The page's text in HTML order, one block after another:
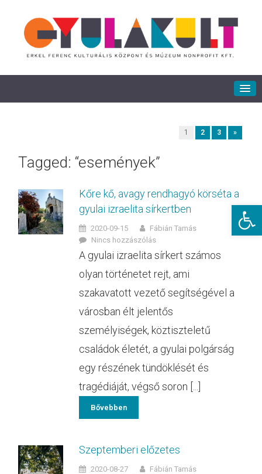
1 2 3 »
Tagged: “események”
Kőre kő, avagy rendhagyó körséta a
gyulai izraelita sírkertben
2020-09-15
Fábián Tamás
Nincs hozzászólás
A gyulai izraelita sírkert számos
olyan történetet rejt, ami
szakavatott vezető segítségével a
városban élt jelentős
személyiségek, köztiszteletű
családok életét, a gyulai polgárság
egy részének tündöklését és
tragédiáját, végső soron [...]
Bővebben
Szeptemberi előzetes
2020-08-27
Fábián Tamás